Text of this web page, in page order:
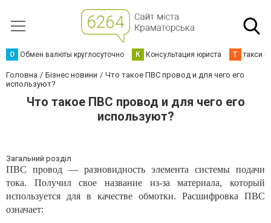
О Обмен валюты круглосуточно К Консультация юриста Т такси
Головна Бізнес новини
Что такое ПВС провод и для чего его
используют?
Что такое ПВС провод и для чего его
используют?
Загальний розділ
ПВС провод — разновидность элемента системы подачи
тока. Получил свое название из-за материала, который
используется для в качестве обмотки. Расшифровка ПВС
означает: